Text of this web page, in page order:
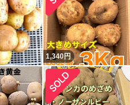
1,340円